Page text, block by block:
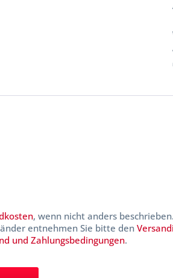
, wenn nicht anders beschrieben.
entnehmen Sie bitte den
und Zahlungsbedingungen.